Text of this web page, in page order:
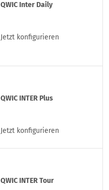
QWIC Inter Daily
Jetzt konfigurieren
QWIC INTER Plus
Jetzt konfigurieren
QWIC INTER Tour